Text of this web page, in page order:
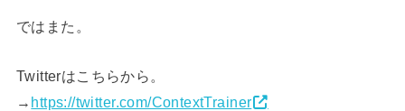
ではまた。
Twitterはこちらから。
→ https://twitter.com/ContextTrainer